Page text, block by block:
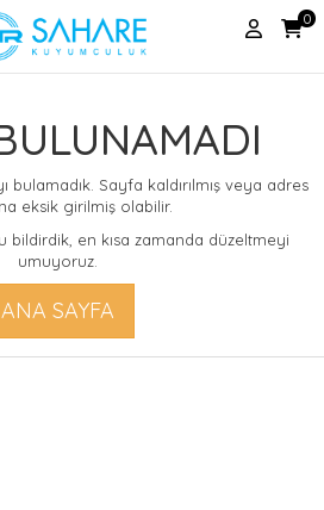
0
bulamadık. Sayfa kaldırılmış veya adres
eksik girilmiş olabilir.
bildirdik, en kısa zamanda düzeltmeyi
umuyoruz.
ANA SAYFA